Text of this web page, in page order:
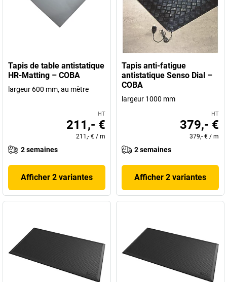
Tapis de table antistatique
HR-Matting – COBA
largeur 600 mm, au mètre
HT
211,- €
211,- € / m
2 semaines
Afficher 2 variantes
Tapis anti-fatigue
antistatique Senso Dial –
COBA
largeur 1000 mm
HT
379,- €
379,- € / m
2 semaines
Afficher 2 variantes